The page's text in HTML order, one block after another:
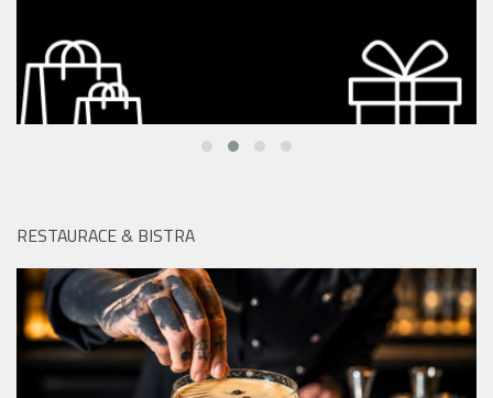
RESTAURACE & BISTRA